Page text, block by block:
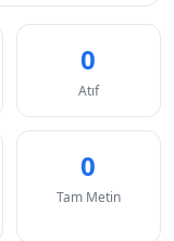
0
Atıf
0
Tam Metin